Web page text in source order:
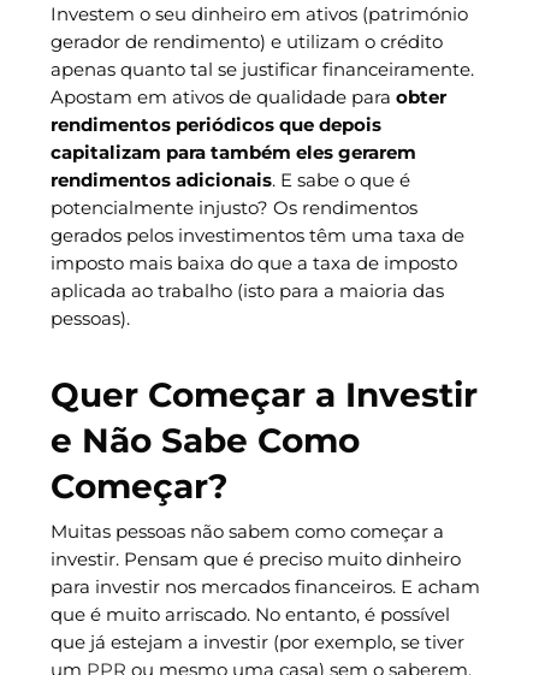
Investem o seu dinheiro em ativos (património
gerador de rendimento) e utilizam o crédito
apenas quanto tal se justificar financeiramente.
Apostam em ativos de qualidade para obter
rendimentos periódicos que depois
capitalizam para também eles gerarem
rendimentos adicionais. E sabe o que é
potencialmente injusto? Os rendimentos
gerados pelos investimentos têm uma taxa de
imposto mais baixa do que a taxa de imposto
aplicada ao trabalho (isto para a maioria das
pessoas).
Quer Começar a Investir
e Não Sabe Como
Começar?
Muitas pessoas não sabem como começar a
investir. Pensam que é preciso muito dinheiro
para investir nos mercados financeiros. E acham
que é muito arriscado. No entanto, é possível
que já estejam a investir (por exemplo, se tiver
um PPR ou mesmo uma casa) sem o saberem.